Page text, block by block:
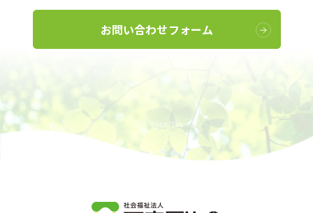
お問い合わせフォーム